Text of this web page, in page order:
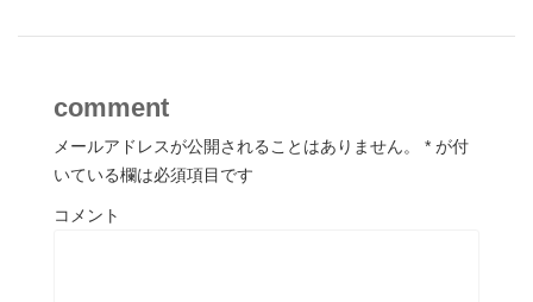
comment
メールアドレスが公開されることはありません。 * が付
いている欄は必須項目です
コメント